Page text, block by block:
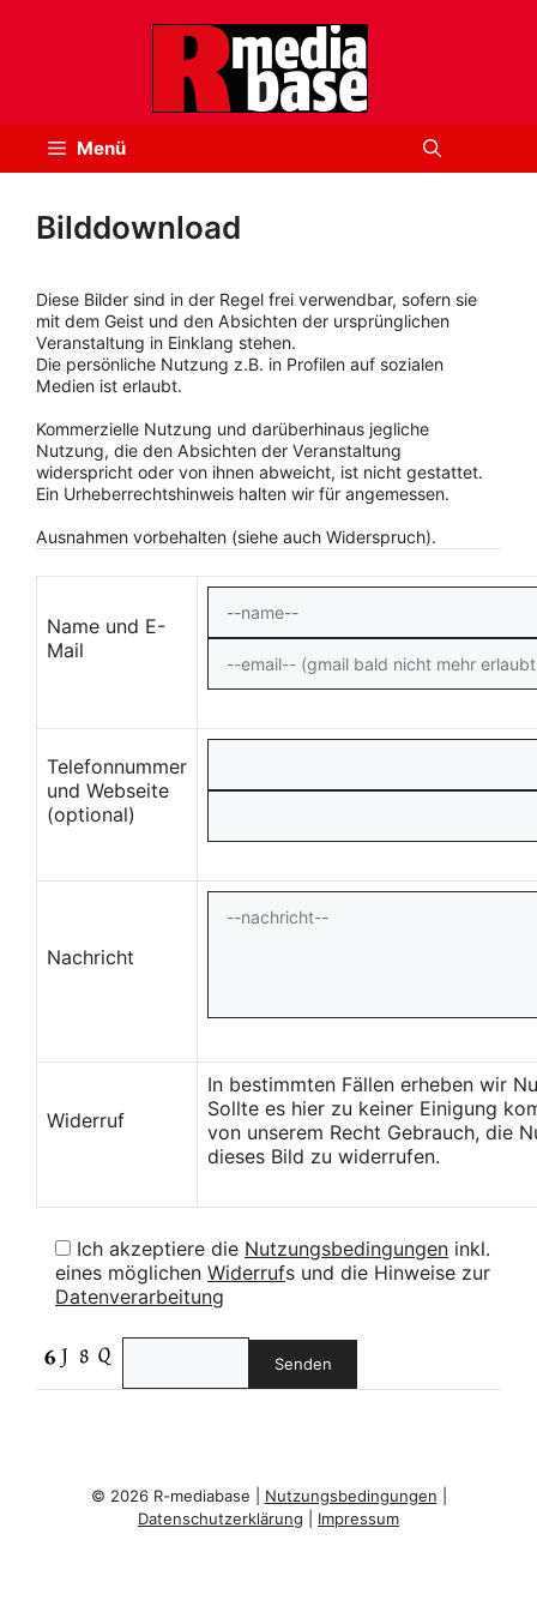
Menü
Bilddownload
Diese Bilder sind in der Regel frei verwendbar, sofern sie
mit dem Geist und den Absichten der ursprünglichen
Veranstaltung in Einklang stehen.
Die persönliche Nutzung z.B. in Profilen auf sozialen
Medien ist erlaubt.
Kommerzielle Nutzung und darüberhinaus jegliche
Nutzung, die den Absichten der Veranstaltung
widerspricht oder von ihnen abweicht, ist nicht gestattet.
Ein Urheberrechtshinweis halten wir für angemessen.
Ausnahmen vorbehalten (siehe auch Widerspruch).
Name und E-
Mail
Telefonnummer
und Webseite
(optional)
Nachricht
Widerruf
In bestimmten Fällen erheben wir
Sollte es hier zu keiner Einigung
von unserem Recht Gebrauch, die
dieses Bild zu widerrufen.
Ich akzeptiere die Nutzungsbedingungen inkl.
eines möglichen Widerrufs und die Hinweise zur
Datenverarbeitung
© 2026 R-mediabase | Nutzungsbedingungen
Datenschutzerklärung
Impressum